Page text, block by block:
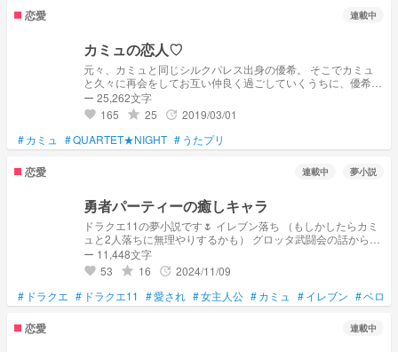
恋愛 連載中
カミュの恋人♡
元々、カミュと同じシルクパレス出身の優希。 そこでカミュ
と久々に再会をしてお互い仲良く過ごしていくうちに、優希は
恋に落ちていく
ー 25,262文字
favorite 165 grade 25 update 2019/03/01
#カミュ #QUARTET★NIGHT # うたプリ
恋愛 連載中 夢小説
勇者パーティーの癒しキャラ
ドラクエ11の夢小説です🌷 イレブン落ち （もしかしたらカミ
ュと2人落ちに無理やりするかも） グロッタ武闘会の話からで
す！ （話が違うところがあります）
ー 11,448文字
favorite 53 grade 16 update 2024/11/09
# ドラクエ # ドラクエ11 #愛され #女主人公 #カミュ #イレブン #ベロニ
恋愛 連載中